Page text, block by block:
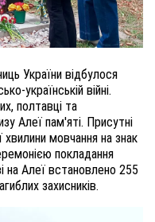
України відбулося
українській війні.
полтавці та
Алеї пам'яті. Присутні
хвилини мовчання на знак
покладання
на Алеї встановлено 255
захисників.